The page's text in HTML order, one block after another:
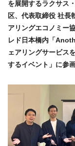
を展開するラクサス
区、代表取締役 社長
アリングエコノミー
レド日本橋内「
ェアリングサービス
するイベント」に参